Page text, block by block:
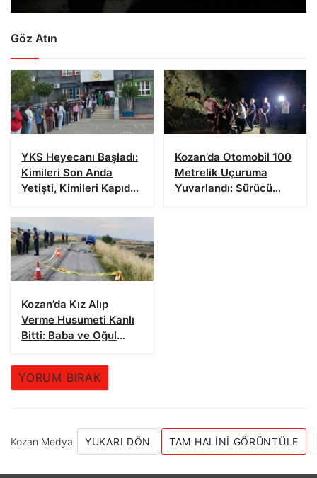
Göz Atın
YKS Heyecanı Başladı:
Kimileri Son Anda
Yetişti, Kimileri Kapıda
Kozan’da Otomobil 100
Metrelik Uçuruma
Yuvarlandı: Sürücü
Kozan’da Kız Alıp
Verme Husumeti Kanlı
Bitti: Baba ve Oğul
YORUM BIRAK
Kozan Medya YUKARI DÖN TAM HALINI GÖRÜNTÜLE